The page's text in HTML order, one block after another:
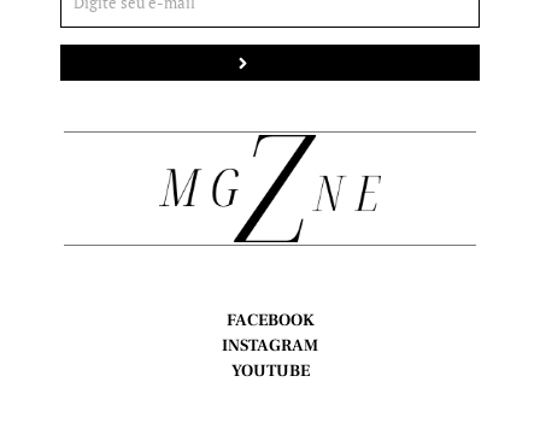
FACEBOOK
INSTAGRAM
YOUTUBE